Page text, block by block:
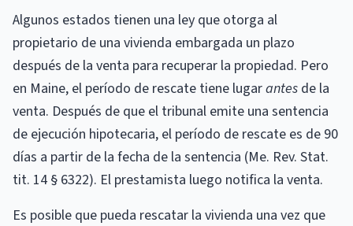
Algunos estados tienen una ley que otorga al
propietario de una vivienda embargada un plazo
después de la venta para recuperar la propiedad. Pero
en Maine, el período de rescate tiene lugarantes de la
venta. Después de que el tribunal emite una sentencia
de ejecución hipotecaria, el período de rescate es de 90
días a partir de la fecha de la sentencia (Me. Rev. Stat.
tit. 14 § 6322). El prestamista luego notifica la venta.
Es posible que pueda rescatar la vivienda una vez que